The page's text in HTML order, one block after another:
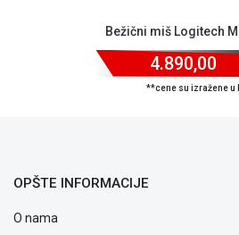
Bežični miš Logitech
4.890,00
**cene su izražene u
OPŠTE INFORMACIJE
O nama